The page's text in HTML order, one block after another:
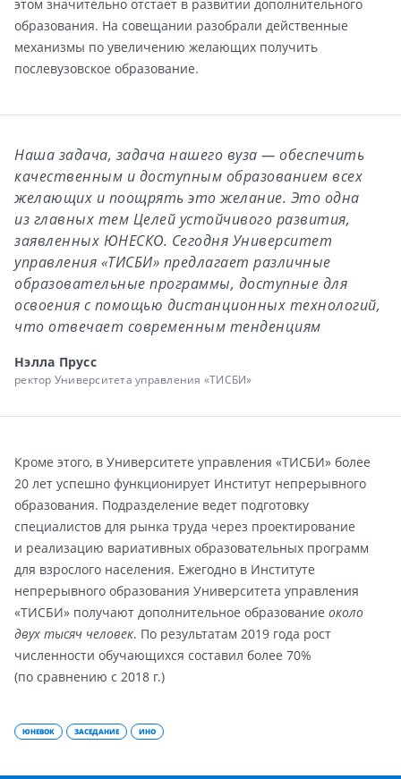
этом значительно отстает в развитии дополнительного
образования. На совещании разобрали действенные
механизмы по увеличению желающих получить
послевузовское образование.
Наша задача, задача нашего вуза — обеспечить
качественным и доступным образованием всех
желающих и поощрять это желание. Это одна
из главных тем Целей устойчивого развития,
заявленных ЮНЕСКО. Сегодня Университет
управления «ТИСБИ» предлагает различные
образовательные программы, доступные для
освоения с помощью дистанционных технологий,
что отвечает современным тенденциям
Нэлла Прусс
ректор Университета управления «ТИСБИ»
Кроме этого, в Университете управления «ТИСБИ» более
20 лет успешно функционирует Институт непрерывного
образования. Подразделение ведет подготовку
специалистов для рынка труда через проектирование
и реализацию вариативных образовательных программ
для взрослого населения. Ежегодно в Институте
непрерывного образования Университета управления
«ТИСБИ» получают дополнительное образование около
двух тысяч человек. По результатам 2019 года рост
численности обучающихся составил более 70%
(по сравнению с 2018 г.)
ЮНЕВОК ЗАСЕДАНИЕ ИНО